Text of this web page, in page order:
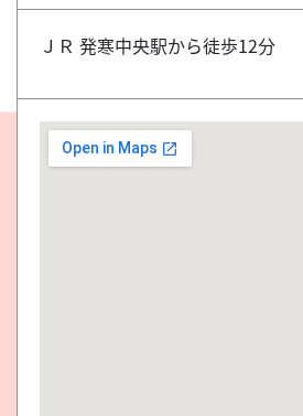
ＪＲ 発寒中央駅から徒歩12分